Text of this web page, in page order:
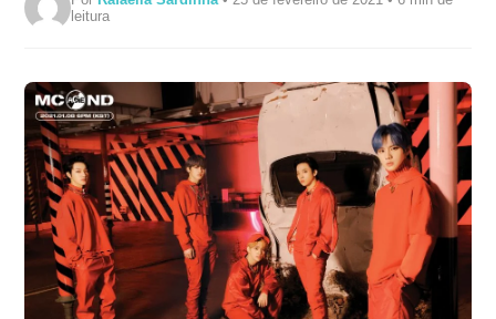
leitura